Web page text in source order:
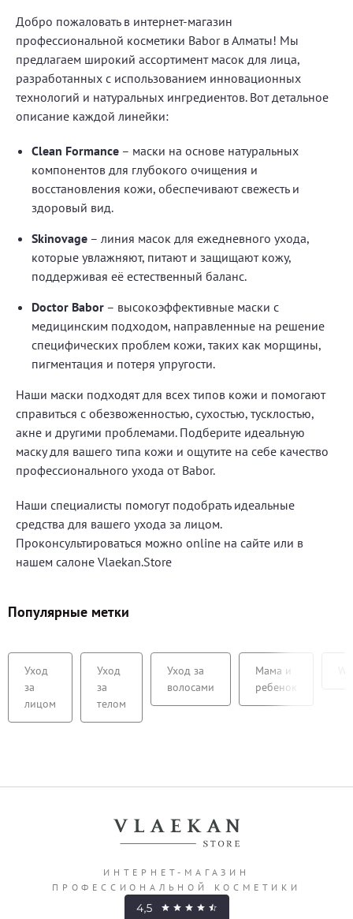
Добро пожаловать в интернет-магазин
профессиональной косметики Babor в Алматы! Мы
предлагаем широкий ассортимент масок для лица,
разработанных с использованием инновационных
технологий и натуральных ингредиентов. Вот детальное
описание каждой линейки:
Clean Formance – маски на основе натуральных
компонентов для глубокого очищения и
восстановления кожи, обеспечивают свежесть и
здоровый вид.
Skinovage – линия масок для ежедневного ухода,
которые увлажняют, питают и защищают кожу,
поддерживая её естественный баланс.
Doctor Babor – высокоэффективные маски с
медицинским подходом, направленные на решение
специфических проблем кожи, таких как морщины,
пигментация и потеря упругости.
Наши маски подходят для всех типов кожи и помогают
справиться с обезвоженностью, сухостью, тусклостью,
акне и другими проблемами. Подберите идеальную
маску для вашего типа кожи и ощутите на себе качество
профессионального ухода от Babor.
Наши специалисты помогут подобрать идеальные
средства для вашего ухода за лицом.
Проконсультироваться можно online на сайте или в
нашем салоне Vlaekan.Store
Популярные метки
Уход
за
лицом
Уход
за
телом
Уход за
волосами
Мама и
ребенок
ИНТЕРНЕТ-МАГАЗИН
ПРОФЕССИОНАЛЬНОЙ КОСМЕТИКИ